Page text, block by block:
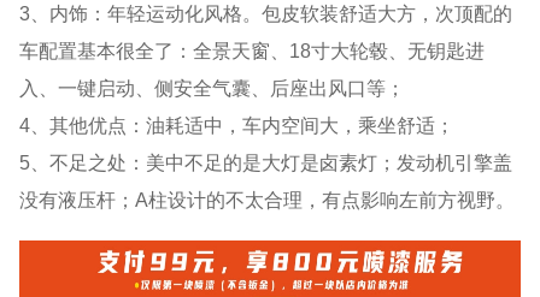
3、内饰：年轻运动化风格。包皮软装舒适大方，次顶配的
车配置基本很全了：全景天窗、18寸大轮毂、无钥匙进
入、一键启动、侧安全气囊、后座出风口等；
4、其他优点：油耗适中，车内空间大，乘坐舒适；
5、不足之处：美中不足的是大灯是卤素灯；发动机引擎盖
没有液压杆；A柱设计的不太合理，有点影响左前方视野。